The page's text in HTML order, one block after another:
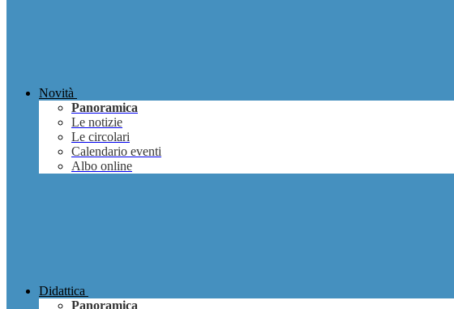
Novità
Panoramica
Le notizie
Le circolari
Calendario eventi
Albo online
Didattica
Panoramica